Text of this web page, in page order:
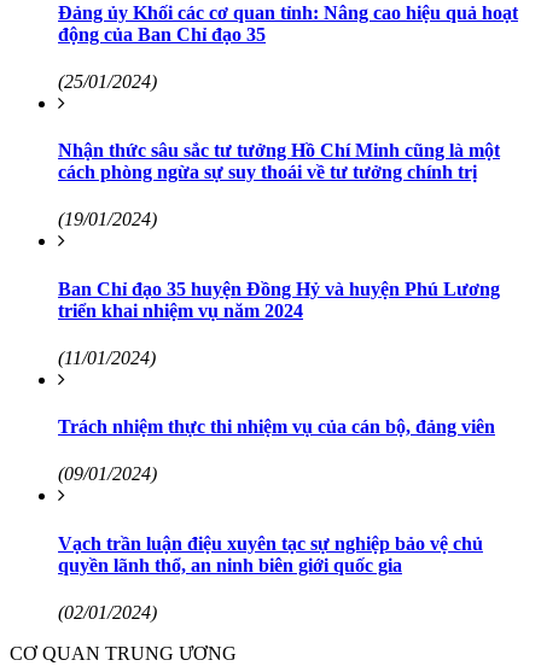
Đảng ủy Khối các cơ quan tỉnh: Nâng cao hiệu quả hoạt
động của Ban Chỉ đạo 35
(25/01/2024)
Nhận thức sâu sắc tư tưởng Hồ Chí Minh cũng là một
cách phòng ngừa sự suy thoái về tư tưởng chính trị
(19/01/2024)
Ban Chỉ đạo 35 huyện Đồng Hỷ và huyện Phú Lương
triển khai nhiệm vụ năm 2024
(11/01/2024)
Trách nhiệm thực thi nhiệm vụ của cán bộ, đảng viên
(09/01/2024)
Vạch trần luận điệu xuyên tạc sự nghiệp bảo vệ chủ
quyền lãnh thổ, an ninh biên giới quốc gia
(02/01/2024)
CƠ QUAN TRUNG ƯƠNG